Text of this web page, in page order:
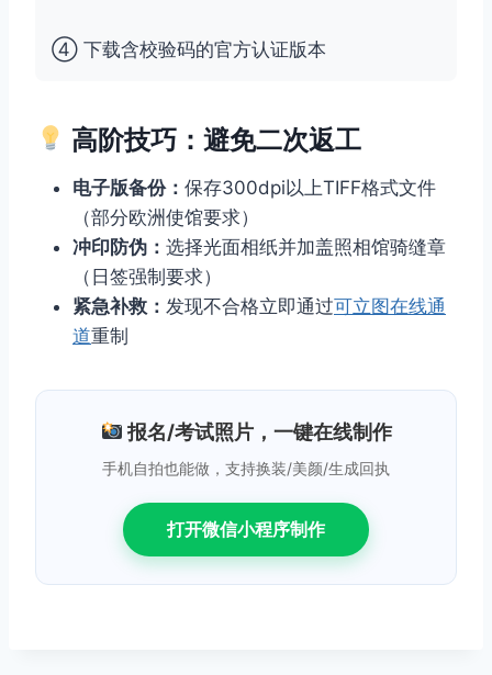
④ 下载含校验码的官方认证版本
高阶技巧：避免二次返工
电子版备份： 保存300dpi以上TIFF格式文件
（部分欧洲使馆要求）
冲印防伪： 选择光面相纸并加盖照相馆骑缝章
（日签强制要求）
紧急补救： 发现不合格立即通过可立图在线通
道重制
报名/考试照片，一键在线制作
手机自拍也能做，支持换装/美颜/生成回执
打开微信小程序制作